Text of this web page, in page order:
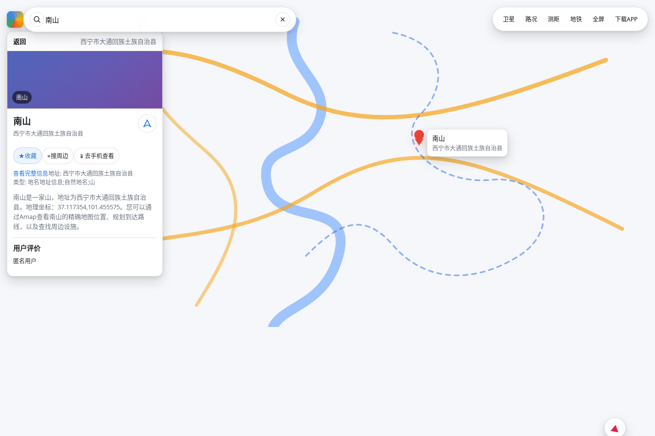
返回 西宁市大通回族土族自治县
南山
南山
西宁市大通回族土族自治县
★收藏 ⌖搜周边 📱 去手机查看
查看完整信息地址: 西宁市大通回族土族自治县
类型: 地名地址信息;自然地名;山
南山是一家山，地址为西宁市大通回族土族自治
县。地理坐标：37.117354,101.455575。您可以通
过Amap查看南山的精确地图位置、规划到达路
线，以及查找周边设施。
用户评价
匿名用户
南山
西宁市大通回族土族自治县
卫星 路况 测距 地铁 全屏 下载APP